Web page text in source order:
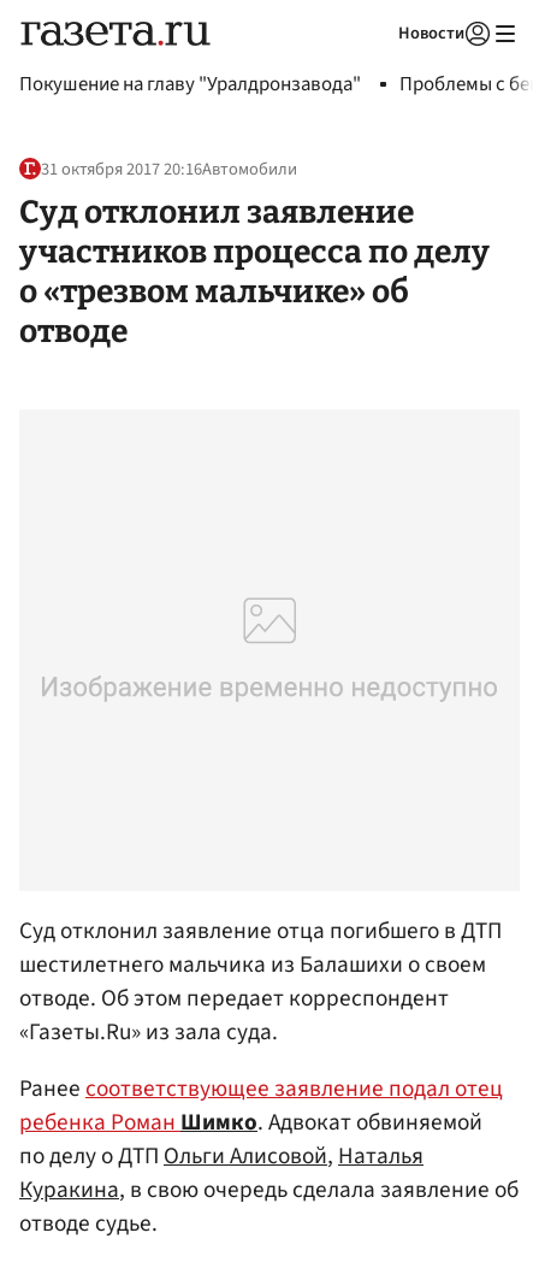
Новости
Покушение на главу "Уралдронзавода" Проблемы с
31 октября 2017 20:16Автомобили
Суд отклонил заявление
участников процесса по делу
о «трезвом мальчике» об
отводе
Суд отклонил заявление отца погибшего в ДТП
шестилетнего мальчика из Балашихи о своем
отводе. Об этом передает корреспондент
«Газеты.Ru» из зала суда.
Ранеесоответствующее заявление подал отец
ребенка РоманШимко. Адвокат обвиняемой
по делу о ДТПОльги Алисовой,Наталья
Куракина, в свою очередь сделала заявление об
отводе судье.